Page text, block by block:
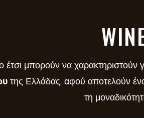
μπορούν να χαρακτηριστούν
της Ελλάδας, αφού αποτελούν
τη